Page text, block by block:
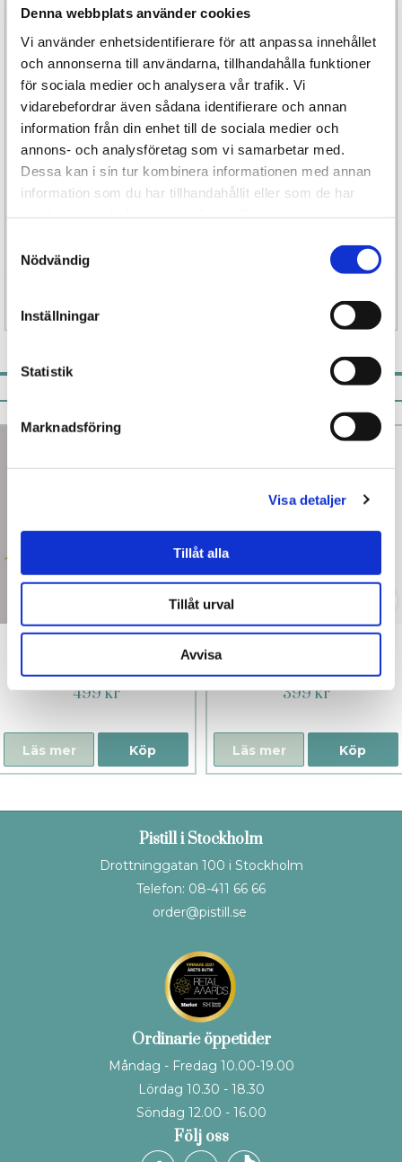
Denna webbplats använder cookies
Vi använder enhetsidentifierare för att anpassa innehållet
och annonserna till användarna, tillhandahålla funktioner
för sociala medier och analysera vår trafik. Vi
vidarebefordrar även sådana identifierare och annan
information från din enhet till de sociala medier och
annons- och analysföretag som vi samarbetar med.
Dessa kan i sin tur kombinera informationen med annan
information som du har tillhandahållit eller som de har
Nödvändig
Inställningar
Statistik
Marknadsföring
Visa detaljer
Tillåt alla
Tillåt urval
Avvisa
en känd parfymör i Frankrike.
Doften Monoï har en mjukt blommig doft av
tahitisk gardenia blandad med en behaglig
förnimmelse av kokos.
Låt ljuset brinna i 15 minuter så får du en härlig
olja som du sedan kan hälla över kroppen eller i
handen. Oljan blir inte het utan endast ljummen
och förhöjer stämningen vid massagen. Den totala
brinntiden är 45 timmar. Glöm inte att klippa
499 kr
Köp
Läs mer
399 kr
Köp
Läs mer
Pistill i Stockholm
Drottninggatan 100 i Stockholm
Telefon: 08-411 66 66
order@pistill.se
Ordinarie öppetider
Måndag - Fredag 10.00-19.00
Lördag 10.30 - 18.30
Söndag 12.00 - 16.00
Följ oss